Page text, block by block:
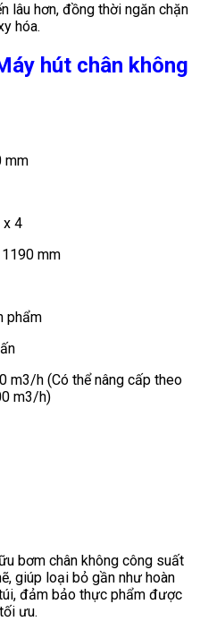
lâu hơn, đồng thời ngăn chặn
hóa.
hút chân không
mm
x 4
mm
phẩm
m3/h (Có thể nâng cấp theo
m3/h)
bơm chân không công suất
giúp loại bỏ gần như hoàn
đảm bảo thực phẩm được
ưu.